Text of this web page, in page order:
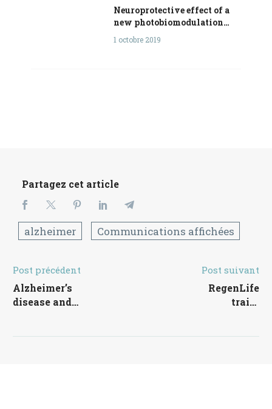
Dramatically Impact Gut
Microbiota Dysbiosis
Neuroprotective effect of a
new photobiomodulation
technique against amyloid
Aβ25-35 peptide induced
1 octobre 2019
Partagez cet article
alzheimer Communications affichées
Navigation
l’article
Post précédent
Alzheimer’s
disease and
Post suivant
RegenLife
traite